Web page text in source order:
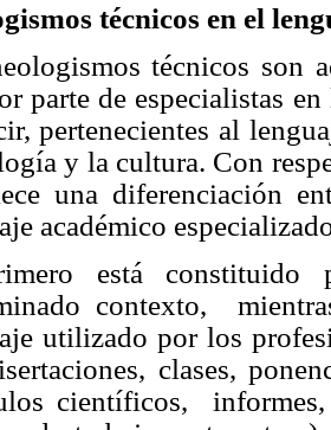
técnicos en el
técnicos son
parte de especialistas
pertenecientes al
y la cultura. Con
una diferenciación
académico
está constituido
contexto,
utilizado por los
clases,
científicos,